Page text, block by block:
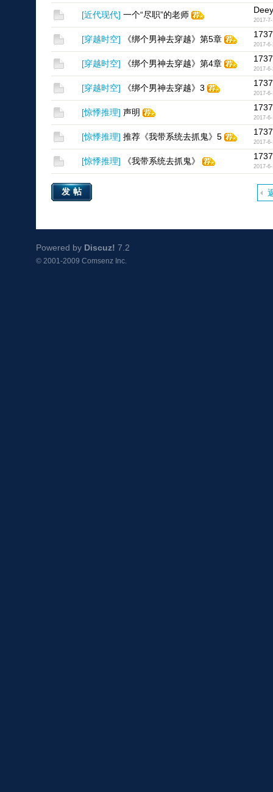
[近代现代] 一个“尽职”的老师
2017-
[穿越时空] 《绑个男神去穿越》第5章
2017-
[穿越时空] 《绑个男神去穿越》第4章
2017-
[穿越时空] 《绑个男神去穿越》3
2017-
[惊悸推理] 声明
2017-
[惊悸推理] 推荐《我带系统去抓鬼》5
2017-
[惊悸推理] 《我带系统去抓鬼》
2017-
发帖
Powered by Discuz! 7.2
© 2001-2009 Comsenz Inc.